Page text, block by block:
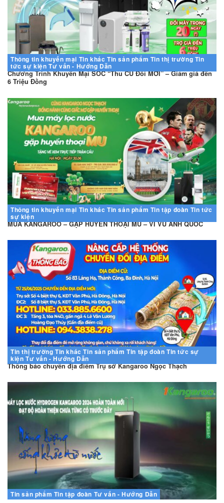
Thông tin khuyến mại Tin khác Tin sản phẩm Tin thị trường Tin
tức sự kiện Tư vấn - Hướng Dẫn
Chương Trình Khuyến Mại SỐC “Thu CŨ Đổi MỚI” – Giảm giá đến
6 Triệu Đồng
Thông tin khuyến mại Tin khác Tin sản phẩm Tin tập đoàn Tin tức
sự kiện
MUA KANGAROO – GẶP HUYỀN THOẠI MU – VI VU ANH QUỐC
Tin thị trường Tin khác Tin sản phẩm Tin tập đoàn Tin tức sự
kiện Tư vấn - Hướng Dẫn
Thông báo chuyển địa điểm Trụ sở Kangaroo Ngọc Thạch
Tin sản phẩm Tin tập đoàn Tư vấn - Hướng Dẫn